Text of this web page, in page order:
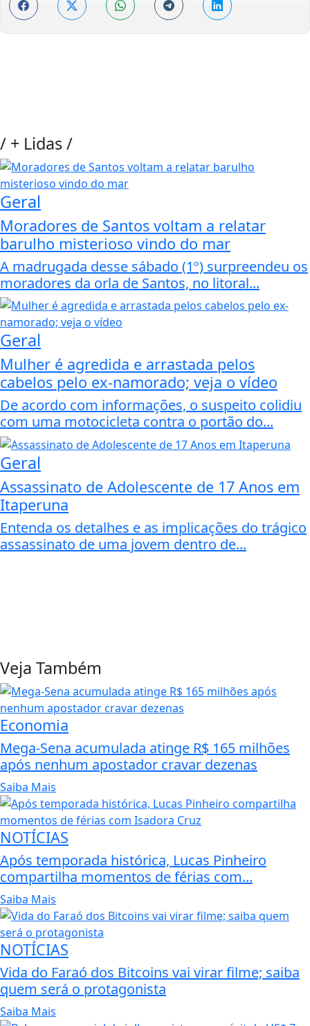
/ + Lidas/
Geral
Moradores de Santos voltam a relatar
barulho misterioso vindo do mar
A madrugada desse sábado (1º) surpreendeu os
moradores da orla de Santos, no litoral...
Geral
Mulher é agredida e arrastada pelos
cabelos pelo ex-namorado; veja o vídeo
De acordo com informações, o suspeito colidiu
com uma motocicleta contra o portão do...
Geral
Assassinato de Adolescente de 17 Anos em
Itaperuna
Entenda os detalhes e as implicações do trágico
assassinato de uma jovem dentro de...
Veja Também
Economia
Mega-Sena acumulada atinge R$ 165 milhões
após nenhum apostador cravar dezenas
Saiba Mais
NOTÍCIAS
Após temporada histórica, Lucas Pinheiro
compartilha momentos de férias com...
Saiba Mais
NOTÍCIAS
Vida do Faraó dos Bitcoins vai virar filme; saiba
quem será o protagonista
Saiba Mais